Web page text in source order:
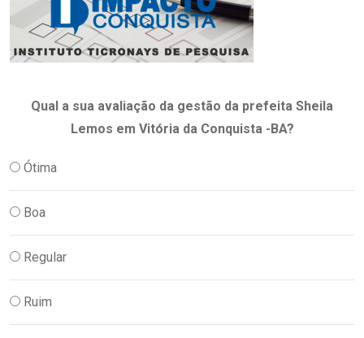
Qual a sua avaliação da gestão da prefeita Sheila
Lemos em Vitória da Conquista -BA?
Ótima
Boa
Regular
Ruim